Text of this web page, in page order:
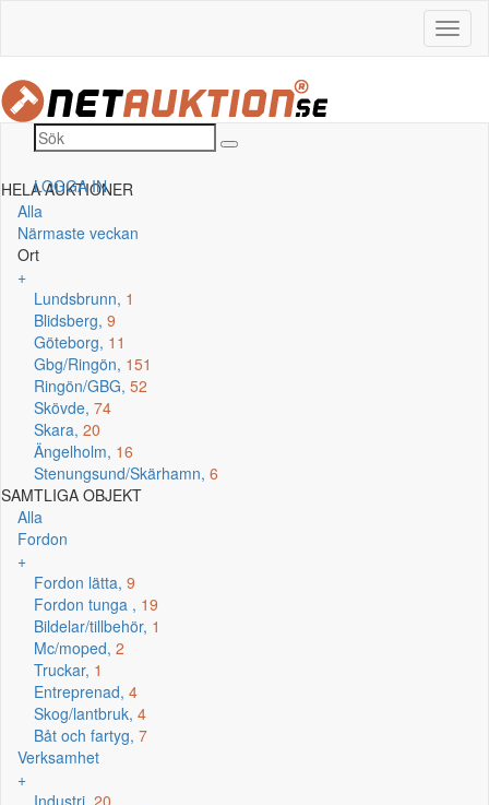
LOGGA IN
HELA AUKTIONER
Alla
Närmaste veckan
Ort
+
Lundsbrunn, 1
Blidsberg, 9
Göteborg, 11
Gbg/Ringön, 151
Ringön/GBG, 52
Skövde, 74
Skara, 20
Ängelholm, 16
Stenungsund/Skärhamn, 6
SAMTLIGA OBJEKT
Alla
Fordon
+
Fordon lätta, 9
Fordon tunga , 19
Bildelar/tillbehör, 1
Mc/moped, 2
Truckar, 1
Entreprenad, 4
Skog/lantbruk, 4
Båt och fartyg, 7
Verksamhet
+
Industri, 20